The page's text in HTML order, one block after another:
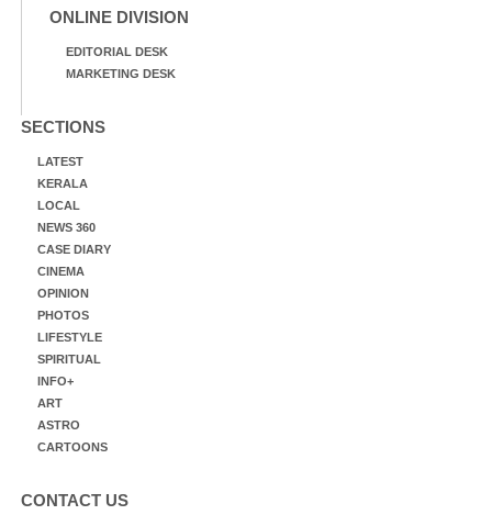
ONLINE DIVISION
EDITORIAL DESK
MARKETING DESK
SECTIONS
LATEST
KERALA
LOCAL
NEWS 360
CASE DIARY
CINEMA
OPINION
PHOTOS
LIFESTYLE
SPIRITUAL
INFO+
ART
ASTRO
CARTOONS
CONTACT US